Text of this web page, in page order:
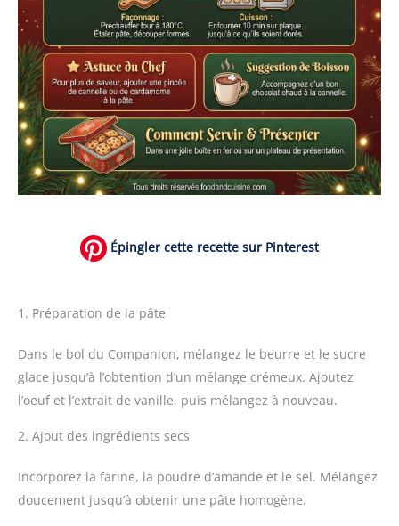
Épingler cette recette sur Pinterest
1. Préparation de la pâte
Dans le bol du Companion, mélangez le beurre et le sucre
glace jusqu’à l’obtention d’un mélange crémeux. Ajoutez
l’oeuf et l’extrait de vanille, puis mélangez à nouveau.
2. Ajout des ingrédients secs
Incorporez la farine, la poudre d’amande et le sel. Mélangez
doucement jusqu’à obtenir une pâte homogène.